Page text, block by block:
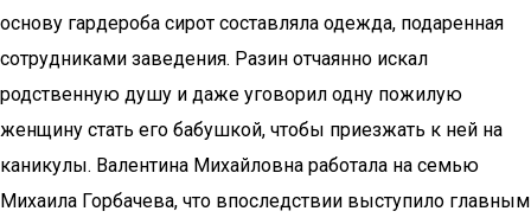
основу гардероба сирот составляла одежда, подаренная
сотрудниками заведения. Разин отчаянно искал
родственную душу и даже уговорил одну пожилую
женщину стать его бабушкой, чтобы приезжать к ней на
каникулы. Валентина Михайловна работала на семью
Михаила Горбачева, что впоследствии выступило главным